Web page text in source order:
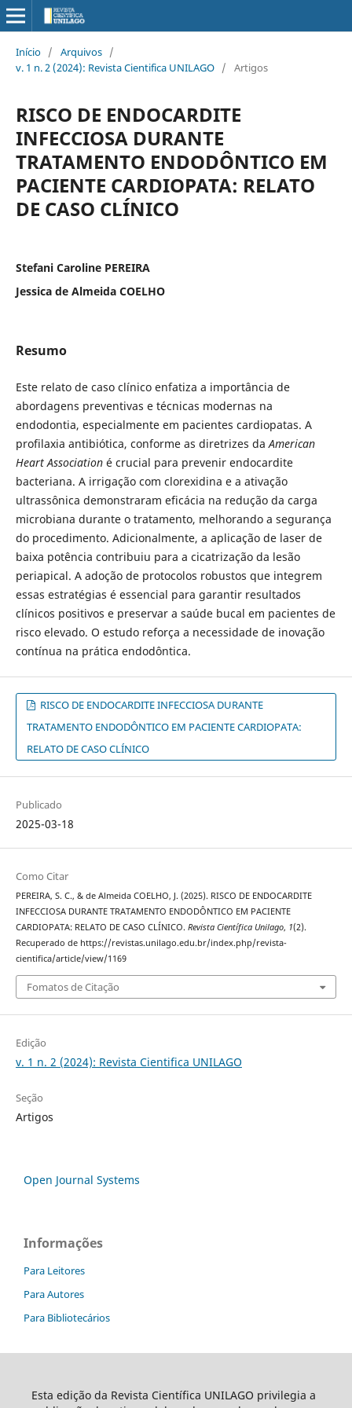
Início / Arquivos /
v. 1 n. 2 (2024): Revista Cientifica UNILAGO / Artigos
RISCO DE ENDOCARDITE
INFECCIOSA DURANTE
TRATAMENTO ENDODÔNTICO EM
PACIENTE CARDIOPATA: RELATO
DE CASO CLÍNICO
Stefani Caroline PEREIRA
Jessica de Almeida COELHO
Resumo
Este relato de caso clínico enfatiza a importância de
abordagens preventivas e técnicas modernas na
endodontia, especialmente em pacientes cardiopatas. A
profilaxia antibiótica, conforme as diretrizes daAmerican
Heart Associationé crucial para prevenir endocardite
bacteriana. A irrigação com clorexidina e a ativação
ultrassônica demonstraram eficácia na redução da carga
microbiana durante o tratamento, melhorando a segurança
do procedimento. Adicionalmente, a aplicação de laser de
baixa potência contribuiu para a cicatrização da lesão
periapical. A adoção de protocolos robustos que integrem
essas estratégias é essencial para garantir resultados
clínicos positivos e preservar a saúde bucal em pacientes de
risco elevado. O estudo reforça a necessidade de inovação
contínua na prática endodôntica.
RISCO DE ENDOCARDITE INFECCIOSA DURANTE
TRATAMENTO ENDODÔNTICO EM PACIENTE CARDIOPATA:
RELATO DE CASO CLÍNICO
Publicado
2025-03-18
Como Citar
PEREIRA, S. C., & de Almeida COELHO, J. (2025). RISCO DE ENDOCARDITE
INFECCIOSA DURANTE TRATAMENTO ENDODÔNTICO EM PACIENTE
CARDIOPATA: RELATO DE CASO CLÍNICO. Revista Científica Unilago, 1(2).
Recuperado de https://revistas.unilago.edu.br/index.php/revista-
cientifica/article/view/1169
Fomatos de Citação
Edição
v. 1 n. 2 (2024): Revista Cientifica UNILAGO
Seção
Artigos
Open Journal Systems
Informações
Para Leitores
Para Autores
Para Bibliotecários
Esta edição da Revista Científica UNILAGO privilegia a